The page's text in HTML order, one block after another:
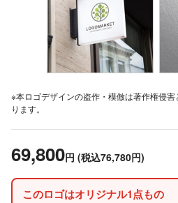
※本ロゴデザインの盗作・模倣は著作権侵
ります。
69,800円 (税込76,780円)
このロゴはオリジナル1点もの